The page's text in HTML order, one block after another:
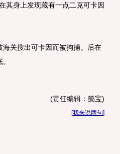
身上发现藏有一点二克可卡因
关搜出可卡因而被拘捕。后在
(责任编辑：懿宝)
[我来说两句]